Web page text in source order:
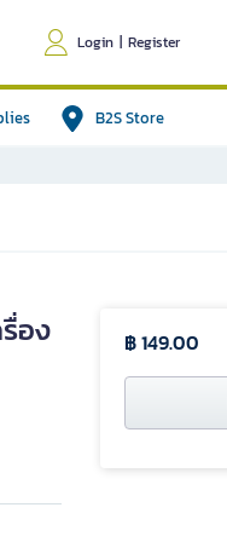
Login | Register
B2S Store
อง
฿ 149.00